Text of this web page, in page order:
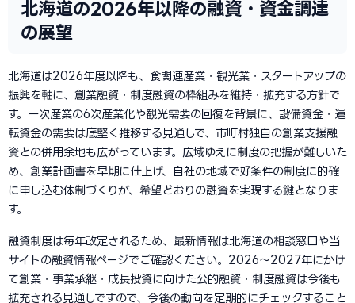
北海道の2026年以降の融資・資金調達
の展望
北海道は2026年度以降も、食関連産業・観光業・スタートアップの
振興を軸に、創業融資・制度融資の枠組みを維持・拡充する方針で
す。一次産業の6次産業化や観光需要の回復を背景に、設備資金・運
転資金の需要は底堅く推移する見通しで、市町村独自の創業支援融
資との併用余地も広がっています。広域ゆえに制度の把握が難しいた
め、創業計画書を早期に仕上げ、自社の地域で好条件の制度に的確
に申し込む体制づくりが、希望どおりの融資を実現する鍵となりま
す。
融資制度は毎年改定されるため、最新情報は北海道の相談窓口や当
サイトの融資情報ページでご確認ください。2026〜2027年にかけ
て創業・事業承継・成長投資に向けた公的融資・制度融資は今後も
拡充される見通しですので、今後の動向を定期的にチェックすること